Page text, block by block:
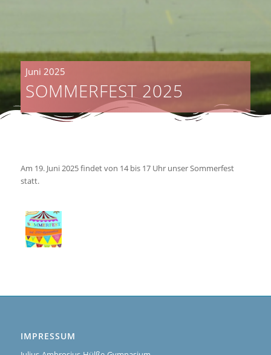
Juni 2025
SOMMERFEST 2025
Am 19. Juni 2025 findet von 14 bis 17 Uhr unser Sommerfest
statt.
IMPRESSUM